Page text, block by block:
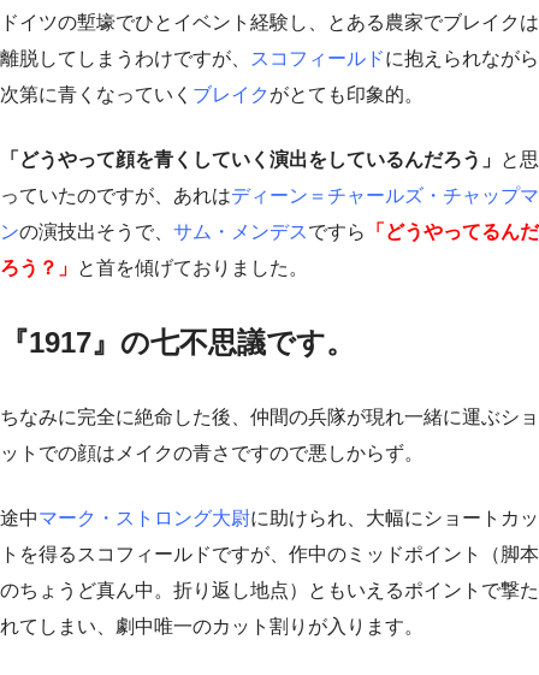
ドイツの塹壕でひとイベント経験し、とある農家でブレイクは
離脱してしまうわけですが、
スコフィールドに抱えられながら
次第に青くなっていく ブレイク がとても印象的。
「どうやって顔を青くしていく演出をしているんだろう」 と思
っていたのですが、あれはディーン＝チャールズ・チャップマ
ンの演技出そうで、 サム・メンデスですら
「どうやってるんだ
ろう？」 と首を傾げておりました。
『1917』の七不思議です。
ちなみに完全に絶命した後、仲間の兵隊が現れ一緒に運ぶショ
ットでの顔はメイクの青さですので悪しからず。
途中マーク・ストロング大尉に助けられ、大幅にショートカッ
トを得るスコフィールドですが、作中のミッドポイント（脚本
のちょうど真ん中。折り返し地点）ともいえるポイントで撃た
れてしまい、劇中唯一のカット割りが入ります。